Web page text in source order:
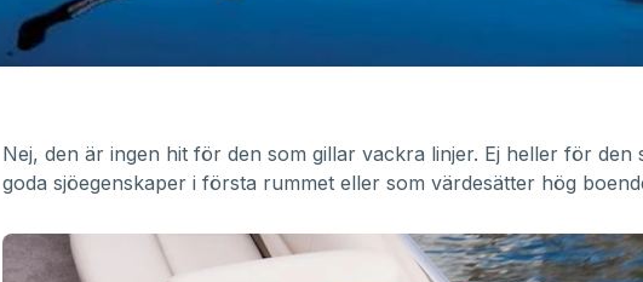
Nej, den är ingen hit för den som gillar vackra linjer. Ej heller för den
goda sjöegenskaper i första rummet eller som värdesätter hög